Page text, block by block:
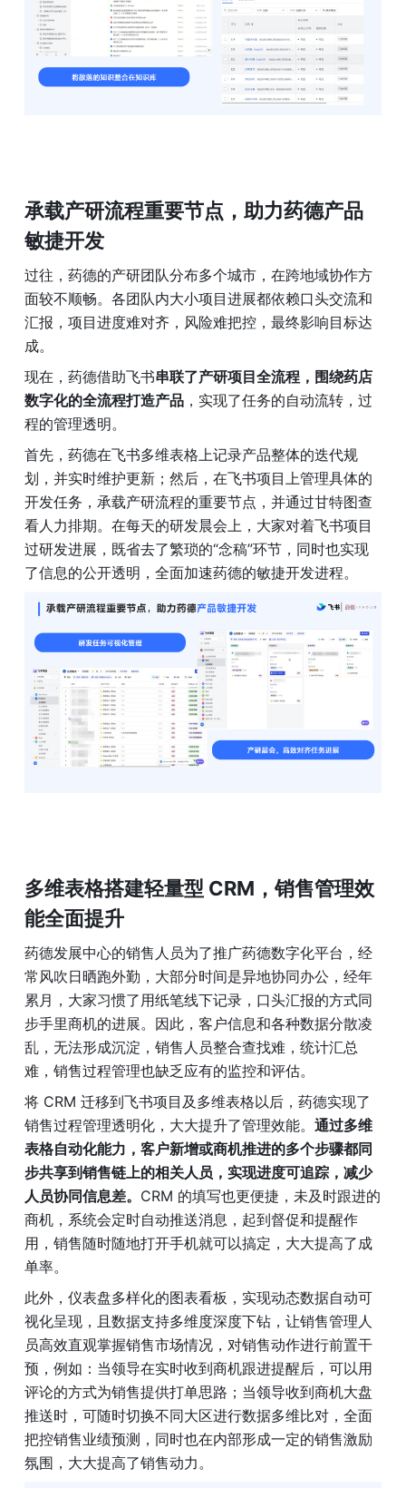
承载产研流程重要节点，助力药德产品
敏捷开发
过往，药德的产研团队分布多个城市，在跨地域协作方
面较不顺畅。各团队内大小项目进展都依赖口头交流和
汇报，项目进度难对齐，风险难把控，最终影响目标达
成。
现在，药德借助飞书串联了产研项目全流程，围绕药店
数字化的全流程打造产品 ，实现了任务的自动流转，过
程的管理透明。
首先，药德在飞书多维表格上记录产品整体的迭代规
划，并实时维护更新；然后，在飞书项目上管理具体的
开发任务，承载产研流程的重要节点，并通过甘特图查
看人力排期。在每天的研发晨会上，大家对着飞书项目
过研发进展，既省去了繁琐的“念稿”环节，同时也实现
了信息的公开透明，全面加速药德的敏捷开发进程。
多维表格搭建轻量型 CRM，销售管理效
能全面提升
药德发展中心的销售人员为了推广药德数字化平台，经
常风吹日晒跑外勤，大部分时间是异地协同办公，经年
累月，大家习惯了用纸笔线下记录，口头汇报的方式同
步手里商机的进展。因此，客户信息和各种数据分散凌
乱，无法形成沉淀，销售人员整合查找难，统计汇总
难，销售过程管理也缺乏应有的监控和评估。
将 CRM 迁移到飞书项目及多维表格以后，药德实现了
销售过程管理透明化，大大提升了管理效能。 通过多维
表格自动化能力，客户新增或商机推进的多个步骤都同
步共享到销售链上的相关人员，实现进度可追踪，减少
人员协同信息差。 CRM 的填写也更便捷，未及时跟进的
商机，系统会定时自动推送消息，起到督促和提醒作
用，销售随时随地打开手机就可以搞定，大大提高了成
单率。
此外，仪表盘多样化的图表看板，实现动态数据自动可
视化呈现，且数据支持多维度深度下钻，让销售管理人
员高效直观掌握销售市场情况，对销售动作进行前置干
预，例如：当领导在实时收到商机跟进提醒后，可以用
评论的方式为销售提供打单思路；当领导收到商机大盘
推送时，可随时切换不同大区进行数据多维比对，全面
把控销售业绩预测，同时也在内部形成一定的销售激励
氛围，大大提高了销售动力。